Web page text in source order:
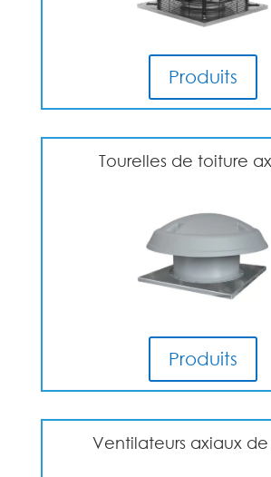
Produits
Tourelles de toiture
Produits
Ventilateurs axiaux